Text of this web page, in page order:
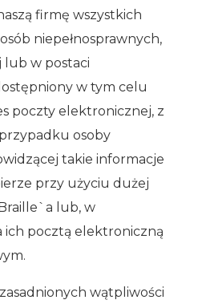
firmę wszystkich
niepełnosprawnych,
lub w postaci
w tym celu
poczty elektronicznej, z
osoby
takie informacje
przy użyciu dużej
lub, w
ich pocztą elektroniczną
wątpliwości